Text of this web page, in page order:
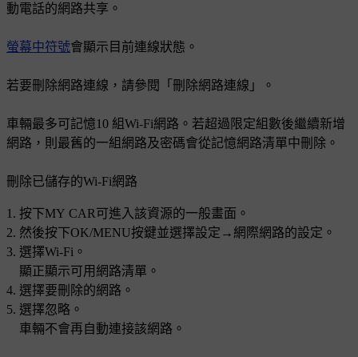
動電話的網路共享。
螢幕中符號會顯示目前連線狀態。
若要刪除網路連線，請參閱「刪除網路連線」。
車輛最多可記憶10 組Wi-Fi網路。若超過限定組數後繼續新增
網路，則最舊的一組網路及密碼會從記憶網路清單中刪除。
刪除已儲存的Wi-Fi網路
按下MY CAR可進入該資源的一般畫面。
然後按下OK/MENU按鍵並選擇設定 → 網際網路的設定 。
選擇Wi-Fi 。
顯正顯示可用網路清單。
選擇要刪除的網路。
選擇忽略 。
車輛不會再自動連接該網路。